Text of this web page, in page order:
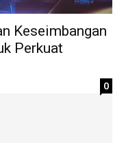
Keseimbangan
Perkuat
0